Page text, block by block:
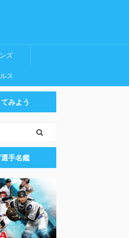
ズ
ス
みよう
手名鑑